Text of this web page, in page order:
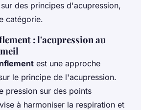
des principes d'acupression,
catégorie.
: l'acupression au
est une approche
le principe de l'acupression.
pression sur des points
à harmoniser la respiration et